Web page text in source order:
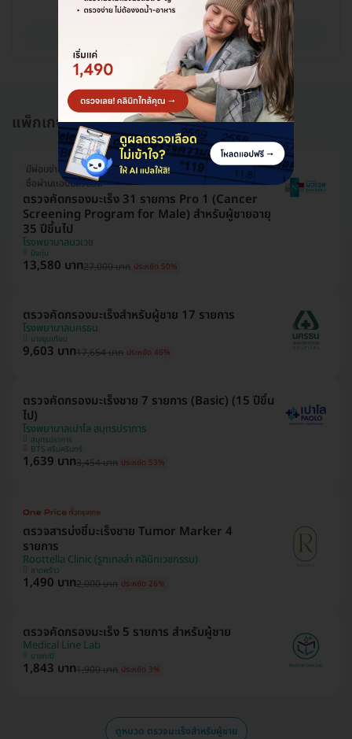
ดูรายละเอียด
แพ็กเกจอื่นใน ตรวจมะเร็งสำหรับผู้ชาย
มีผ่อนจ่าย
ซื้อผ่านเเอปมีส่วนลด
ตรวจคัดกรองมะเร็ง 31 รายการ Pro 1 (Cancer
Screening Program for Male) สำหรับผู้ชายอายุ
35 ปีขึ้นไป
โรงพยาบาลนวเวช
บึงกุ่ม
13,580 บาท27,000 บาท ประหยัด 50%
ตรวจคัดกรองมะเร็งสำหรับผู้ชาย 17 รายการ
โรงพยาบาลนครธน
บางขุนเทียน
9,603 บาท17,654 บาท ประหยัด 46%
ตรวจคัดกรองมะเร็งชาย 7 รายการ (Basic) (15 ปีขึ้น
ไป)
โรงพยาบาลเปาโล สมุทรปราการ
สมุทรปราการ
BTS ศรีนครินทร์
1,639 บาท3,454 บาท ประหยัด 53%
ตรวจสารบ่งชี้มะเร็งชาย Tumor Marker 4
รายการ
Roottella Clinic (รูทเทลล่า คลินิกเวชกรรม)
ลาดพร้าว
1,490 บาท2,000 บาท ประหยัด 26%
ตรวจคัดกรองมะเร็ง 5 รายการ สำหรับผู้ชาย
Medical Line Lab
บางกะปิ
1,843 บาท1,900 บาท ประหยัด 3%
ดูหมวด ตรวจมะเร็งสำหรับผู้ชาย